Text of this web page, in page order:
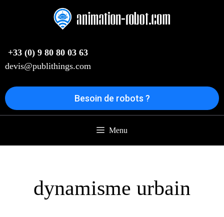
+33 (0) 9 80 80 03 63
devis@publithings.com
Besoin de robots ?
Menu
dynamisme urbain